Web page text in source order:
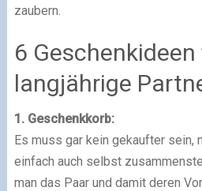
zaubern.
6
langjährige
1. Geschenkkorb:
Es muss gar kein gekaufter sein,
einfach auch selbst
man das Paar und damit deren